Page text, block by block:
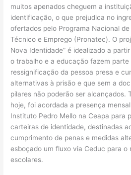
muitos apenados cheguem a
identificação, o que prejudica no
ofertados pelo Programa Nacional
Técnico e Emprego (Pronatec). O
Nova Identidade” é idealizado a
o trabalho e a educação fazem parte
ressignificação da pessoa presa e
alternativas à prisão e que sem a
pilares não poderão ser alcançados.
hoje, foi acordada a presença
Instituto Pedro Mello na Ceapa para
carteiras de identidade, destinadas
cumprimento de penas e medidas
esboçado um fluxo via Ceduc para o
escolares.